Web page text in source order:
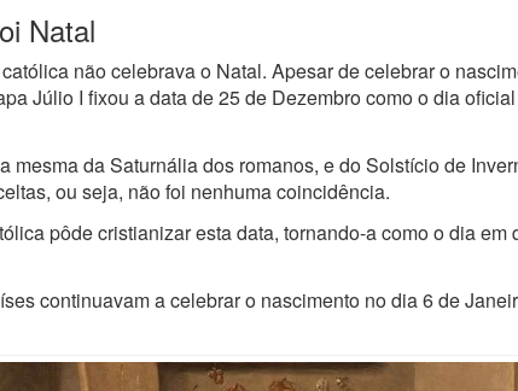
Natal
não celebrava o Natal. Apesar de celebrar o
Júlio I fixou a data de 25 de Dezembro como o dia
mesma da Saturnália dos romanos, e do Solstício de
ou seja, não foi nenhuma coincidência.
pôde cristianizar esta data, tornando-a como o dia em
continuavam a celebrar o nascimento no dia 6 de